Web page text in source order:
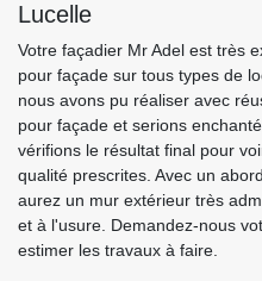
Lucelle
Votre façadier Mr Adel est très
pour façade sur tous types de
nous avons pu réaliser avec
pour façade et serions
vérifions le résultat final pour
qualité prescrites. Avec un
aurez un mur extérieur très
et à l'usure. Demandez-nous
estimer les travaux à faire.